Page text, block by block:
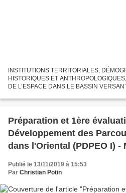
INSTITUTIONS TERRITORIALES,
HISTORIQUES ET
DE L’ESPACE DANS LE BASSIN
1998 (Rapport annexe écrit dans...
Préparation et 1ère
Développement des
dans l'Oriental (PDPEO I) -
Publié le 13/11/2019 à 15:53
Par Christian Potin